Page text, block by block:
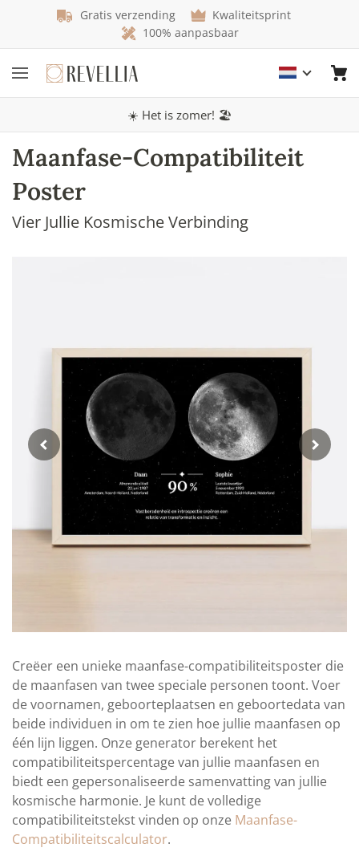
Gratis verzending
Kwaliteitsprint
100% aanpasbaar
☀️ Het is zomer! 🏖️
Maanfase-Compatibiliteit
Poster
Vier Jullie Kosmische Verbinding
Creëer een unieke maanfase-compatibiliteitsposter die
de maanfasen van twee speciale personen toont. Voer
de voornamen, geboorteplaatsen en geboortedata van
beide individuen in om te zien hoe jullie maanfasen op
één lijn liggen. Onze generator berekent het
compatibiliteitspercentage van jullie maanfasen en
biedt een gepersonaliseerde samenvatting van jullie
kosmische harmonie. Je kunt de volledige
compatibiliteitstekst vinden op onze Maanfase-
Compatibiliteitscalculator.